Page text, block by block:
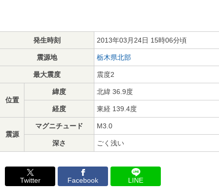
発生時刻 2013年03月24日 15時06分頃
震源地 栃木県北部
最大震度 震度2
位置
緯度 北緯 36.9度
経度 東経 139.4度
震源
マグニチュード M3.0
深さ ごく浅い
Twitter Facebook LINE